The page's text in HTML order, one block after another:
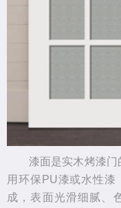
漆面是实木烤漆门的
用环保PU漆或水性漆
成，表面光滑细腻、